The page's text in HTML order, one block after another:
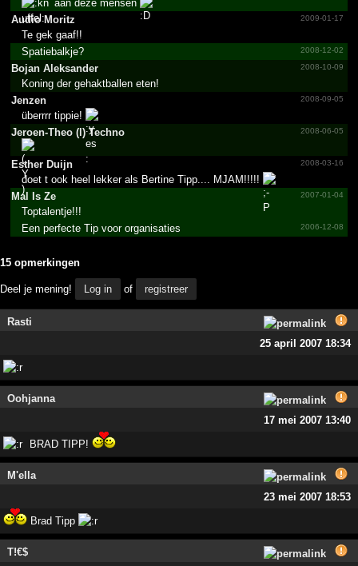
aan deze mensen
Audio Moritz
2009-01-17
Te gek gaaf!!
2008-12-02
Spatiebalkje?
Bojan Aleksander
2008-10-09
Koning der gehaktballen eten!
Jenzen
2008-09-05
überrrr tippie!
Jeroen-Theo (l) Techno
2008-06-05
Esther Duijn 2008-03-16
doet t ook heel lekker als Bertine Tipp.... MJAM!!!!!
Mal Is Ze
2007-01-04
Toptalentje!!!
2006-12-08
Een perfecte Tip voor organisaties
15 opmerkingen
Deel je mening! Log in of registreer
Rasti
25 april 2007 18:34
Oohjanna
17 mei 2007 13:40
BRAD TIPP!
M'ella
23 mei 2007 18:53
Brad Tipp
T!€$